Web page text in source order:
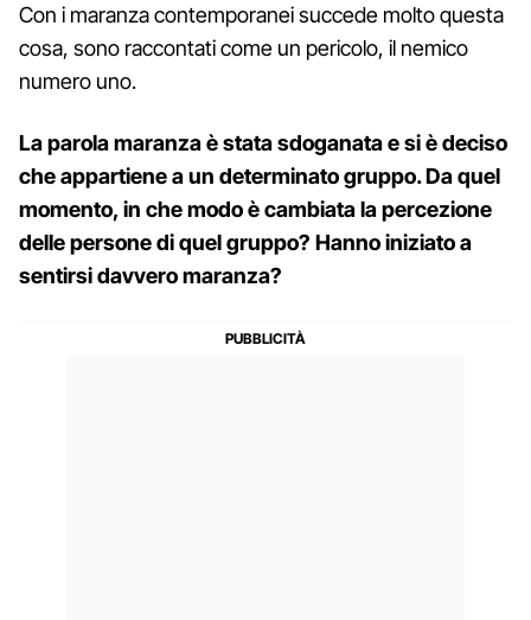
Con i maranza contemporanei succede molto questa
cosa, sono raccontati come un pericolo, il nemico
numero uno.
La parola maranza è stata sdoganata e si è deciso
che appartiene a un determinato gruppo. Da quel
momento, in che modo è cambiata la percezione
delle persone di quel gruppo? Hanno iniziato a
sentirsi davvero maranza?